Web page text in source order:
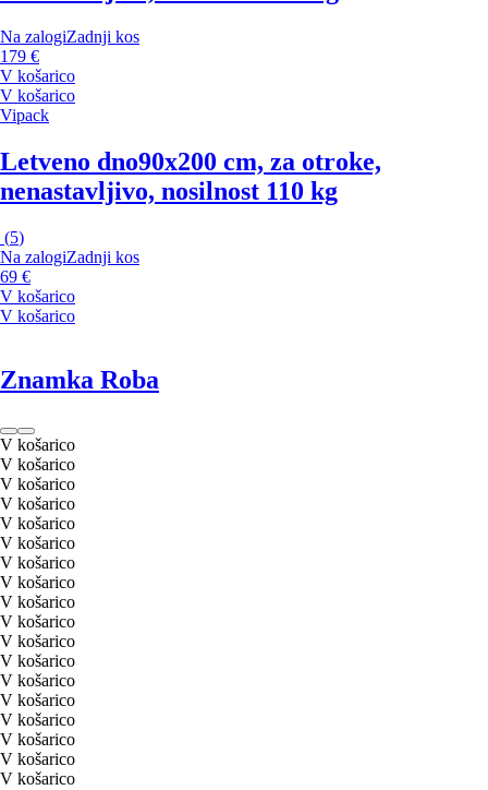
Na zalogiZadnji kos
179 €
V košarico
V košarico
Vipack
Letveno dno90x200 cm, za otroke,
nenastavljivo, nosilnost 110 kg
(5)
Na zalogiZadnji kos
69 €
V košarico
V košarico
Znamka Roba
V košarico
V košarico
V košarico
V košarico
V košarico
V košarico
V košarico
V košarico
V košarico
V košarico
V košarico
V košarico
V košarico
V košarico
V košarico
V košarico
V košarico
V košarico